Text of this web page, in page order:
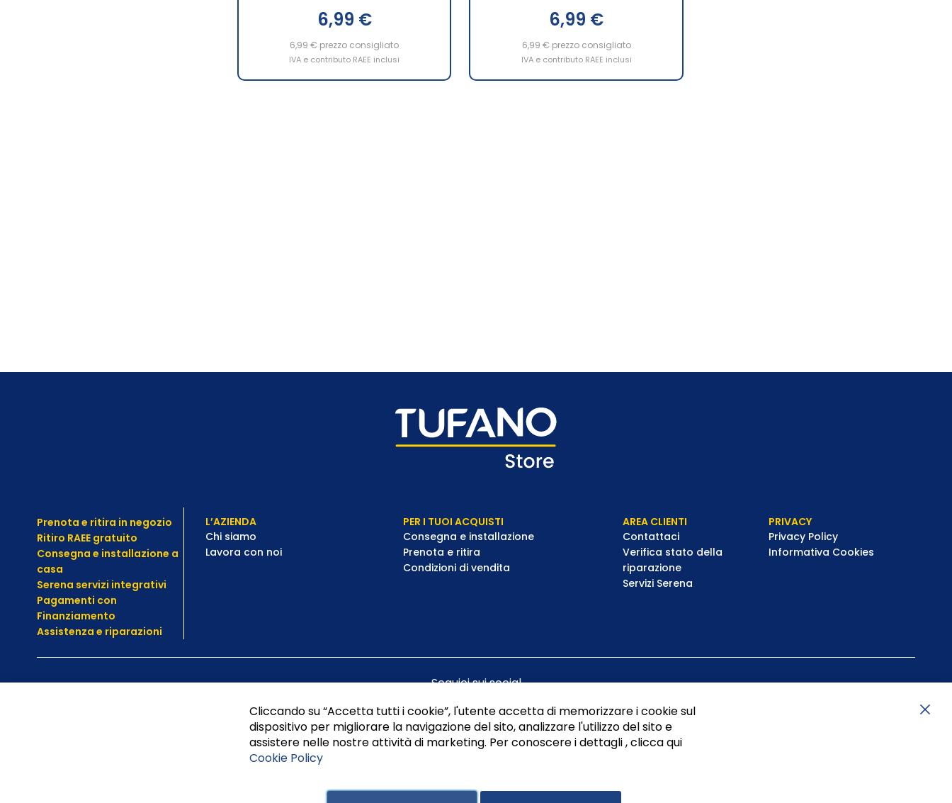
6,99 €
6,99 € prezzo consigliato
IVA e contributo RAEE inclusi
6,99 €
6,99 € prezzo consigliato
IVA e contributo RAEE inclusi
Prenota e ritira in negozio
Ritiro RAEE gratuito
Consegna e installazione a
casa
Serena servizi integrativi
Pagamenti con
Finanziamento
Assistenza e riparazioni
L’AZIENDA
Chi siamo
Lavora con noi
PER I TUOI ACQUISTI
Consegna e installazione
Prenota e ritira
Condizioni di vendita
AREA CLIENTI
Contattaci
Verifica stato della
riparazione
Servizi Serena
PRIVACY
Privacy Policy
Informativa Cookies
Seguici sui social
Cliccando su “Accetta tutti i cookie”, l'utente accetta di memorizzare i cookie sul
dispositivo per migliorare la navigazione del sito, analizzare l'utilizzo del sito e
assistere nelle nostre attività di marketing. Per conoscere i dettagli , clicca qui
Cookie Policy